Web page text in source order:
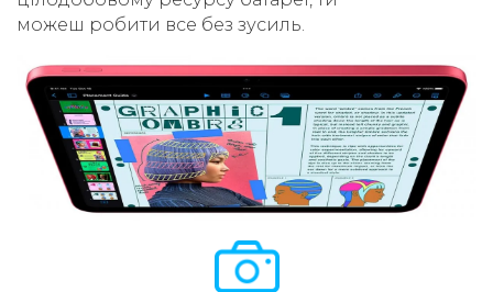
можеш робити все без зусиль.